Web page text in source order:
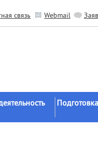
связь Webmail